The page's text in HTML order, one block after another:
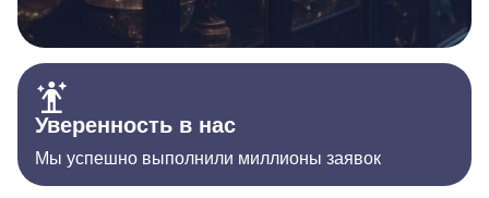
Уверенность в нас
Мы успешно выполнили миллионы заявок